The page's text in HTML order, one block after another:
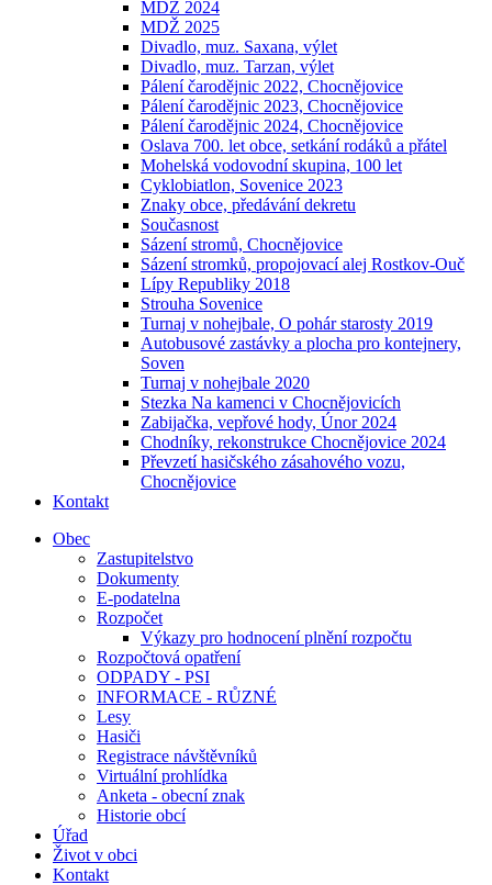
MDŽ 2024
MDŽ 2025
Divadlo, muz. Saxana, výlet
Divadlo, muz. Tarzan, výlet
Pálení čarodějnic 2022, Chocnějovice
Pálení čarodějnic 2023, Chocnějovice
Pálení čarodějnic 2024, Chocnějovice
Oslava 700. let obce, setkání rodáků a přátel
Mohelská vodovodní skupina, 100 let
Cyklobiatlon, Sovenice 2023
Znaky obce, předávání dekretu
Současnost
Sázení stromů, Chocnějovice
Sázení stromků, propojovací alej Rostkov-Ouč
Lípy Republiky 2018
Strouha Sovenice
Turnaj v nohejbale, O pohár starosty 2019
Autobusové zastávky a plocha pro kontejnery,
Soven
Turnaj v nohejbale 2020
Stezka Na kamenci v Chocnějovicích
Zabijačka, vepřové hody, Únor 2024
Chodníky, rekonstrukce Chocnějovice 2024
Převzetí hasičského zásahového vozu,
Chocnějovice
Kontakt
Obec
Zastupitelstvo
Dokumenty
E-podatelna
Rozpočet
Výkazy pro hodnocení plnění rozpočtu
Rozpočtová opatření
ODPADY - PSI
INFORMACE - RŮZNÉ
Lesy
Hasiči
Registrace návštěvníků
Virtuální prohlídka
Anketa - obecní znak
Historie obcí
Úřad
Život v obci
Kontakt